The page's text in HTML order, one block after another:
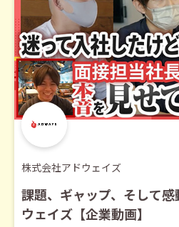
株式会社アドウェイズ
課題、ギャップ、そして
ウェイズ【企業動画】